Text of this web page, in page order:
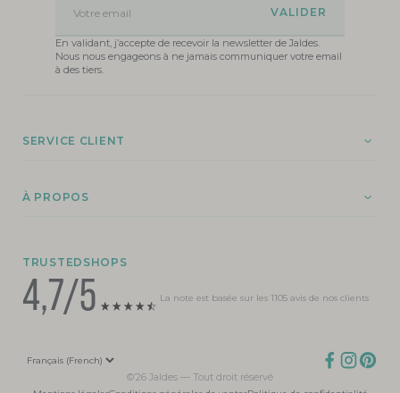
Votre email
En validant, j’accepte de recevoir la newsletter de Jaldes.
Nous nous engageons à ne jamais communiquer votre email
à des tiers.
SERVICE CLIENT
À PROPOS
TRUSTEDSHOPS
4,7/5 La note est basée sur les 1105 avis de nos clients
©’26 Jaldes — Tout droit réservé